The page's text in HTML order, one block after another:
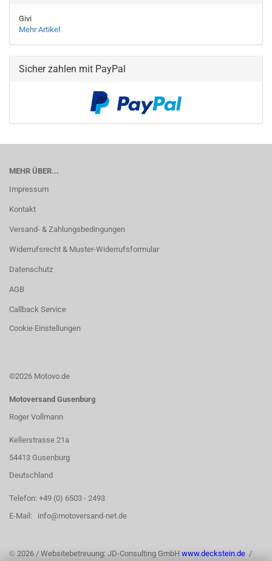
Givi
Mehr Artikel
Sicher zahlen mit PayPal
MEHR ÜBER...
Impressum
Kontakt
Versand- & Zahlungsbedingungen
Widerrufsrecht & Muster-Widerrufsformular
Datenschutz
AGB
Callback Service
Cookie Einstellungen
©2026 Motovo.de
Motoversand Gusenburg
Roger Vollmann
Kellerstrasse 21a
54413 Gusenburg
Deutschland
Telefon: +49 (0) 6503 - 2493
E-Mail: info@motoversand-net.de
© 2026 / Websitebetreuung: JD-Consulting GmbH www.deckstein.de /